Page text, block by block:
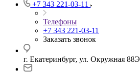
+7 343 221-03-11
Телефоны
+7 343 221-03-11
Заказать звонок
г. Екатеринбург, ул. Окружная 88Э